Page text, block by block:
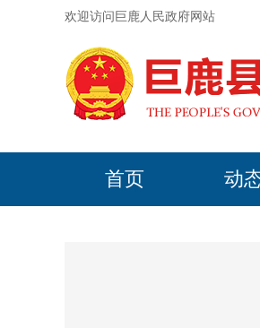
欢迎访问巨鹿人民政府网站
首页 动